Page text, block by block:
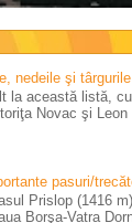
nedeile şi
la această listă,
Novac şi Leon
pasuri/
Prislop (1416
Borşa-Vatra